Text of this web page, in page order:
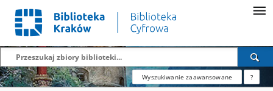
Wyszukiwanie zaawansowane ?